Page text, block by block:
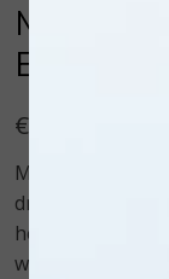
Multi
€ 34,50
Multi Use Butter
droge en
heerlijk
wanneer je eerst